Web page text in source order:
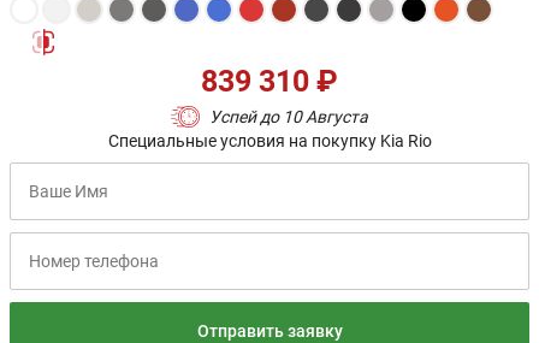
Успей до 10 Августа
839 310 ₽
Специальные условия на покупку Kia Rio
Отправить заявку